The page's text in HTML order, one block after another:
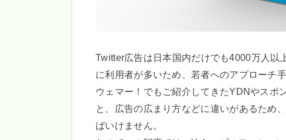
Twitter広告は日本国内だけでも4000万人以
に利用者が多いため、若者へのアプローチ
ウェマー！でもご紹介してきたYDNやスポ
と、広告の広まり方などに違いがあるため
ばいけません。